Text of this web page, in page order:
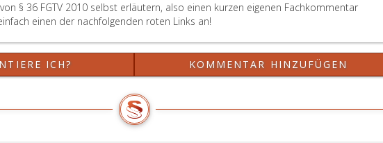
§ 36 FGTV 2010 selbst erläutern, also einen kurzen eigenen Fachkommentar
einen der nachfolgenden roten Links an!
ICH? KOMMENTAR HINZUFÜGEN